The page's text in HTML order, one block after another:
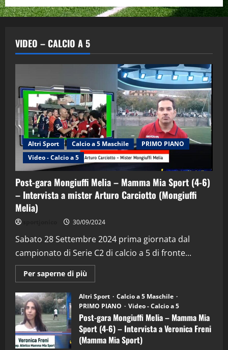
VIDEO – CALCIO A 5
Altri Sport Calcio a 5 Maschile
PRIMO PIANO
Video - Calcio a 5
Post-gara Mongiuffi Melia – Mamma Mia Sport (4-6)
– Intervista a mister Arturo Carciotto (Mongiuffi
Melia)
30/09/2024
Sabato 28 Settembre 2024 prima giornata dal
campionato di Serie C2 di calcio a 5 di fronte...
Per saperne di più
informazioni
Post-
gara
Mongiuffi
Melia
–
Mamma
Mia
Sport
Altri Sport
Calcio a 5 Maschile
PRIMO PIANO
Video - Calcio a 5
Post-gara Mongiuffi Melia – Mamma Mia
Sport (4-6) – Intervista a Veronica Freni
(Mamma Mia Sport)
2
“SportEmpire” in Podcast: 29^ Puntata
(Martedi 28 Aprile 2026)
28/04/2026
3
"SportEmpire" in Podcast
“SportEmpire” in Podcast: 28^ Puntata
(Martedi 21 Aprile 2026)
21/04/2026